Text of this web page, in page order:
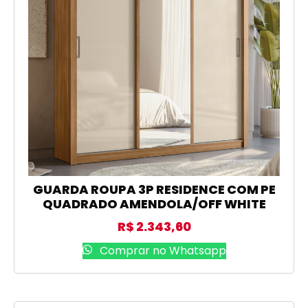
GUARDA ROUPA 3P RESIDENCE COM PE
QUADRADO AMENDOLA/OFF WHITE
R$ 2.343,60
Comprar no Whatsapp